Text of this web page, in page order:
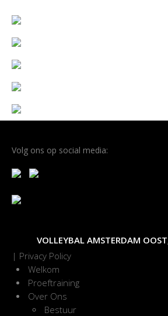
Volg ons op social media:
VOLLEYBAL AMSTERDAM
| Privacy Policy
Welkom
Proeftraining
Over Ons
Bestuur